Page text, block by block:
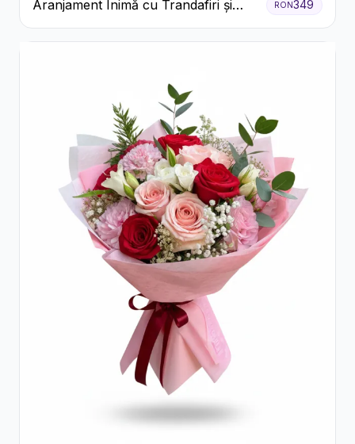
Aranjament Inimă cu Trandafiri și
Praline Ferrero
RON349